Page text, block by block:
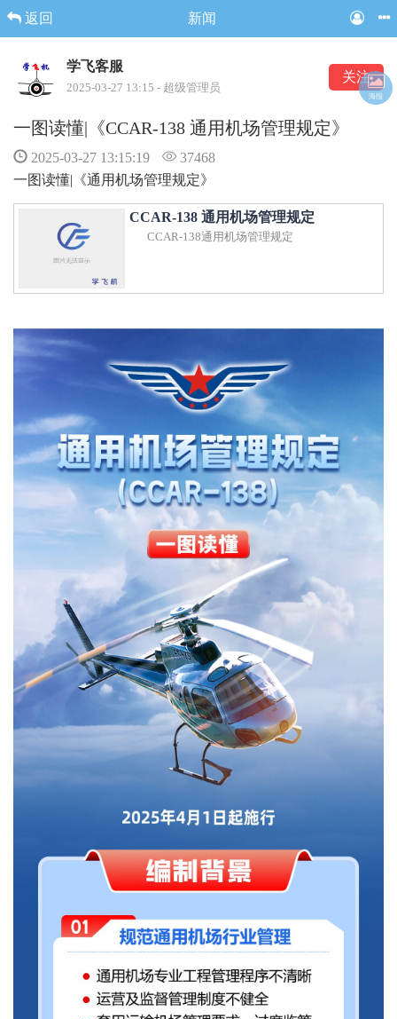
返回 新闻
学飞客服
2025-03-27 13:15 - 超级管理员
关注
一图读懂|《CCAR-138 通用机场管理规定》
2025-03-27 13:15:19
37468
一图读懂|《通用机场管理规定》
CCAR-138 通用机场管理规定
CCAR-138通用机场管理规定
海报